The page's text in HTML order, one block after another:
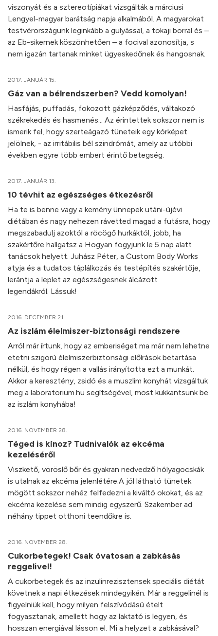
viszonyát és a sztereotípiákat vizsgálták a márciusi
Lengyel-magyar barátság napja alkalmából. A magyarokat
testvérországunk leginkább a gulyással, a tokaji borral és –
az Eb-sikernek köszönhetően – a focival azonosítja, s
nem igazán tartanak minket ügyeskedőnek és hangosnak.
2017. JANUÁR 15.
Gáz van a bélrendszerben? Vedd komolyan!
Hasfájás, puffadás, fokozott gázképződés, váltakozó
székrekedés és hasmenés... Az érintettek sokszor nem is
ismerik fel, hogy szerteágazó tüneteik egy kórképet
jelölnek, - az irritábilis bél szindrómát, amely az utóbbi
években egyre több embert érintő betegség.
2017. JANUÁR 13.
10 tévhit az egészséges étkezésről
Ha te is benne vagy a kemény ünnepek utáni-újévi
diétában és nagy nehezen rávetted magad a futásra, hogy
megszabadulj azoktól a röcögő hurkáktól, jobb, ha
szakértőre hallgatsz a Hogyan fogyjunk le 5 nap alatt
tanácsok helyett. Juhász Péter, a Custom Body Works
atyja és a tudatos táplálkozás és testépítés szakértője,
lerántja a leplet az egészségesnek álcázott
legendákról. Lássuk!
2016. DECEMBER 21.
Az iszlám élelmiszer-biztonsági rendszere
Arról már írtunk, hogy az emberiséget ma már nem lehetne
etetni szigorú élelmiszerbiztonsági előírások betartása
nélkül, és hogy régen a vallás irányította ezt a munkát.
Akkor a keresztény, zsidó és a muszlim konyhát vizsgáltuk
meg a laboratorium.hu segítségével, most kukkantsunk be
az iszlám konyhába!
2016. NOVEMBER 28.
Téged is kínoz? Tudnivalók az ekcéma
kezeléséről
Viszkető, vöröslő bőr és gyakran nedvedző hólyagocskák
is utalnak az ekcéma jelenlétére.A jól látható tünetek
mögött sokszor nehéz felfedezni a kiváltó okokat, és az
ekcéma kezelése sem mindig egyszerű. Szakember ad
néhány tippet otthoni teendőkre is.
2016. NOVEMBER 28.
Cukorbetegek! Csak óvatosan a zabkásás
reggelivel!
A cukorbetegek és az inzulinrezisztensek speciális diétát
követnek a napi étkezések mindegyikén. Már a reggelinél is
figyelniük kell, hogy milyen felszívódású ételt
fogyasztanak, amellett hogy az laktató is legyen, és
hosszan energiával lásson el. Mi a helyzet a zabkásával?